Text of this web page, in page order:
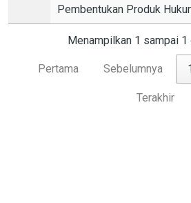
Pembentukan Produk
Menampilkan 1 sampai 1
Pertama Sebelumnya
Terakhir